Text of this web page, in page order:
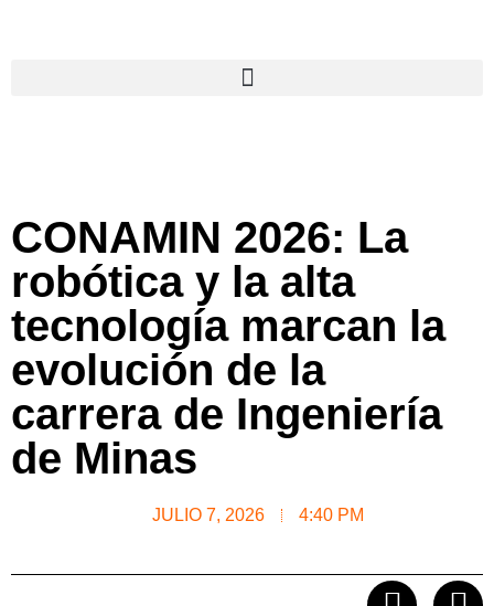
CONAMIN 2026: La
robótica y la alta
tecnología marcan la
evolución de la
carrera de Ingeniería
de Minas
JULIO 7, 2026 4:40 PM